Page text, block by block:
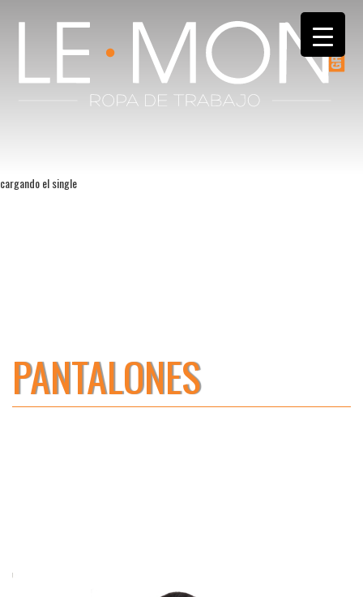
cargando el single
PANTALONES